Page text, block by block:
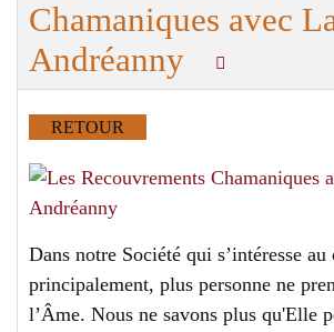
Chamaniques avec
Andréanny
RETOUR
Dans notre Société qui s’intéresse au
principalement, plus personne ne
l’Âme. Nous ne savons plus qu'Elle